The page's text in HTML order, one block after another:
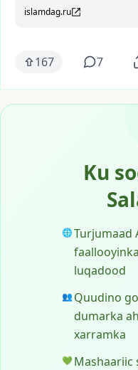
islamdag.ru
167 7
Ku
🌐Turjumaad
luqadood
👥 Quudino
dumarka
xarramka
💚 Mashaariic